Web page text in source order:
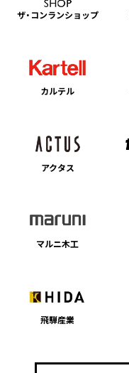
ザ・コンランショップ
カルテル
アクタス
マルニ木工
飛騨産業